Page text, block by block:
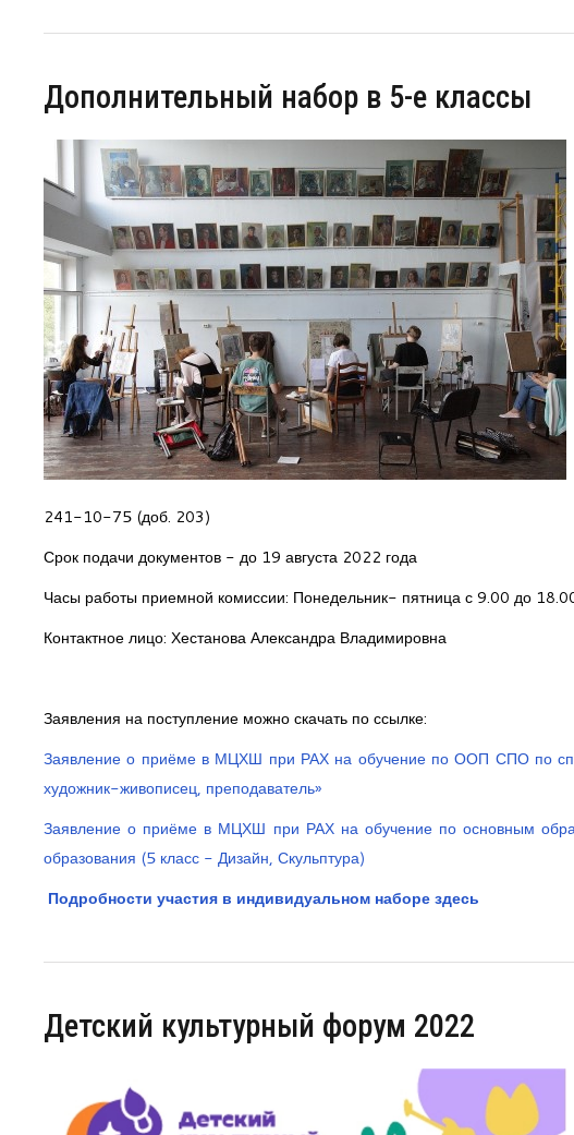
Дополнительный набор в 5-е классы
241-10-75 (доб. 203)
Срок подачи документов - до 19 августа 2022 года
Часы работы приемной комиссии: Понедельник- пятница с 9.00 до
Контактное лицо: Хестанова Александра Владимировна
Заявления на поступление можно скачать по ссылке:
Заявление о приёме в МЦХШ при РАХ на обучение по ООП СПО по
художник-живописец, преподаватель»
Заявление о приёме в МЦХШ при РАХ на обучение по основным
образования (5 класс - Дизайн, Скульптура)
Подробности участия в индивидуальном наборе здесь
Детский культурный форум 2022